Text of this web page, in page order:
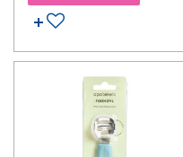
Tilføj til ønskeseddel